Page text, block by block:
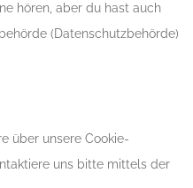
hören, aber du hast auch
(Datenschutzbehörde)
über unsere Cookie-
uns bitte mittels der